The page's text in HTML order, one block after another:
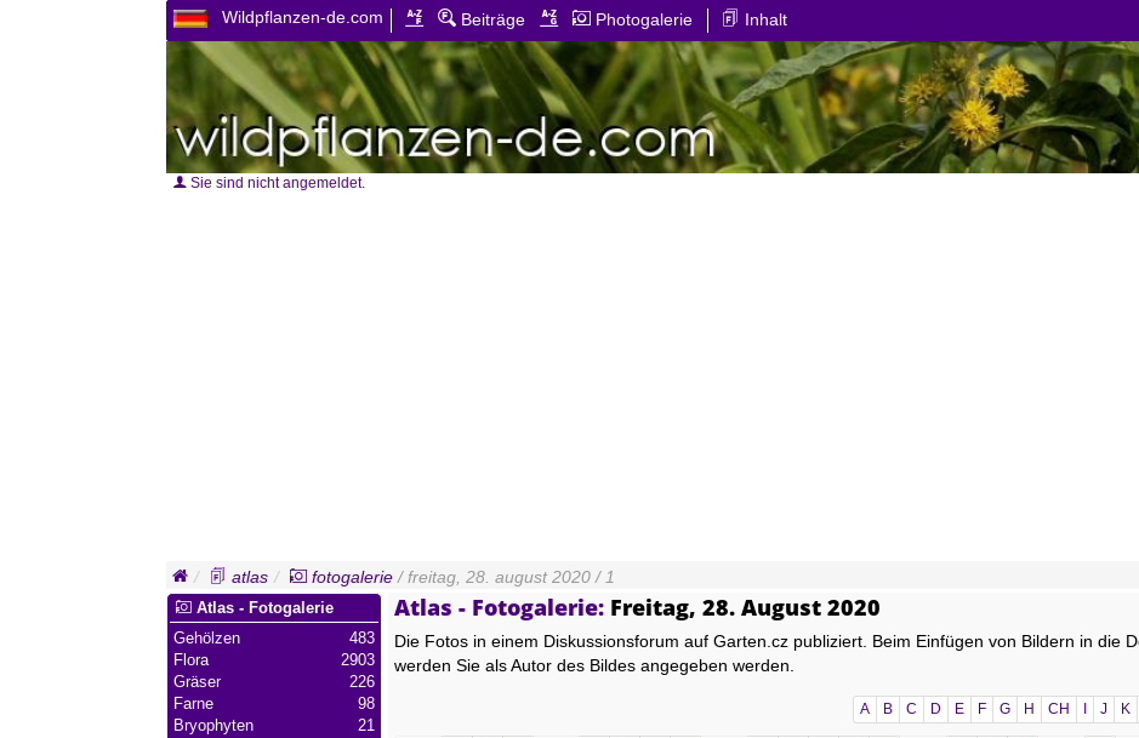
Wildpflanzen-de.com Beiträge Photogalerie Inhalt
Sie sind nicht angemeldet.
atlas fotogalerie / freitag, 28. august 2020 / 1
Atlas - Fotogalerie: Freitag, 28. August 2020
Die Fotos in einem Diskussionsforum auf Garten.cz publiziert. Beim Einfügen von Bildern in die
werden Sie als Autor des Bildes angegeben werden.
A B C D E F G H CH I J K
Atlas - Fotogalerie
483
Gehölzen
2903
Flora
226
Gräser
98
Farne
21
Bryophyten